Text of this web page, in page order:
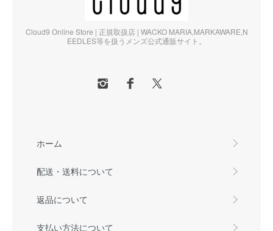
Cloud9 Online Store | 正規取扱店 | WACKO MARIA,MARKAWARE,N
EEDLES等を扱うメンズ公式通販サイト。
ホーム
配送・送料について
返品について
支払い方法について